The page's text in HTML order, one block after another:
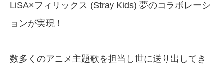
LiSA×フィリックス (Stray Kids) 夢のコラボレーシ
ョンが実現！
数多くのアニメ主題歌を担当し世に送り出してき